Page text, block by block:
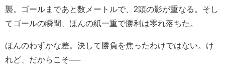
襲。ゴールまであと数メートルで、2頭の影が重なる。そし
てゴールの瞬間、ほんの紙一重で勝利は零れ落ちた。
ほんのわずかな差。決して勝負を焦ったわけではない。け
れど、だからこそ──